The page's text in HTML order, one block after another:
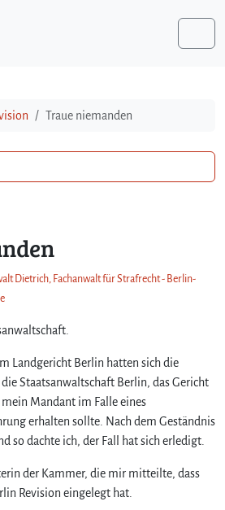
Traue niemanden
Dietrich, Fachanwalt für Strafrecht - Berlin-
z
T
a
u
e
m
n
Landgericht Berlin hatten sich die
Staatsanwaltschaft Berlin, das Gericht
Mandant im Falle eines
erhalten sollte. Nach dem Geständnis
so dachte ich, der Fall hat sich erledigt.
der Kammer, die mir mitteilte, dass
Revision eingelegt hat.